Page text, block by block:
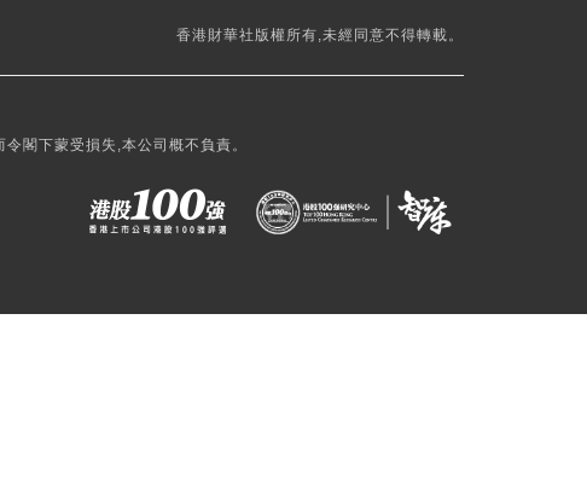
香港財華社版權所有,未經同意不得轉載。
閣下蒙受損失,本公司概不負責。